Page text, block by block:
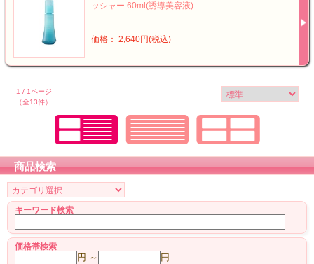
ッシャー 60ml(誘導美容液)
価格： 2,640円(税込)
1 / 1ページ
（全13件）
商品検索
キーワード検索
価格帯検索
円 ～ 円